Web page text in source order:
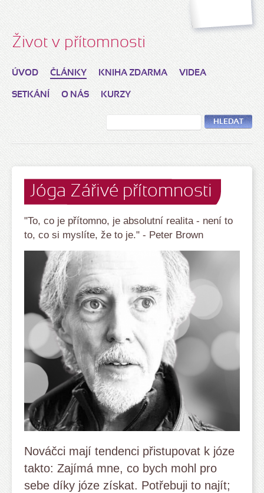
Život v přítomnosti
ÚVOD ČLÁNKY KNIHA ZDARMA VIDEA
SETKÁNÍ O NÁS KURZY
HLEDAT
Jóga Zářivé přítomnosti
"To, co je přítomno, je absolutní realita - není to
to, co si myslíte, že to je." - Peter Brown
Nováčci mají tendenci přistupovat k józe
takto: Zajímá mne, co bych mohl pro
sebe díky józe získat. Potřebuji to najít;